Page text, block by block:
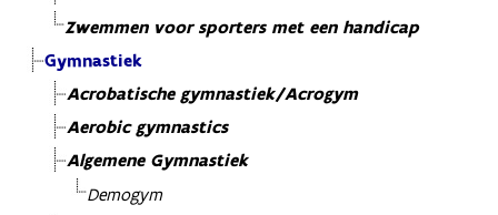
Zwemmen voor sporters met een handicap
Gymnastiek
Acrobatische gymnastiek/Acrogym
Aerobic gymnastics
Algemene Gymnastiek
Demogym